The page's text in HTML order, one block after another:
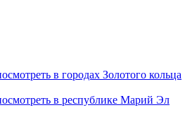
в городах Золотого кольца
в республике Марий Эл